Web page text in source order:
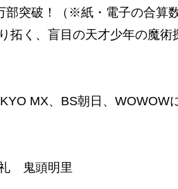
部突破！（※紙・電子の合算
拓く、盲目の天才少年の魔術
MX、BS朝日、WOWOW
鬼頭明里